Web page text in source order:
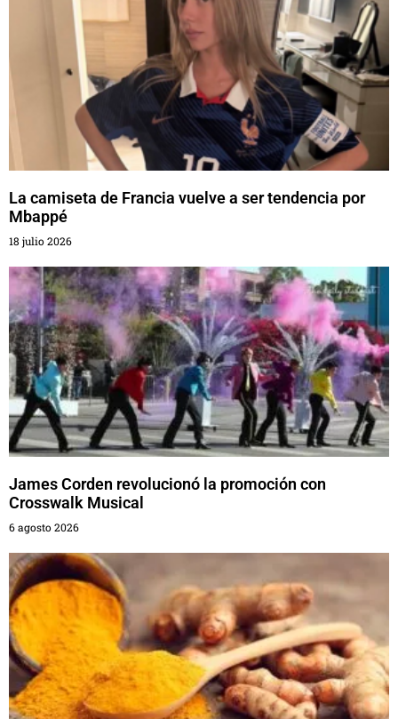
La camiseta de Francia vuelve a ser tendencia por
Mbappé
18 julio 2026
James Corden revolucionó la promoción con
Crosswalk Musical
6 agosto 2026